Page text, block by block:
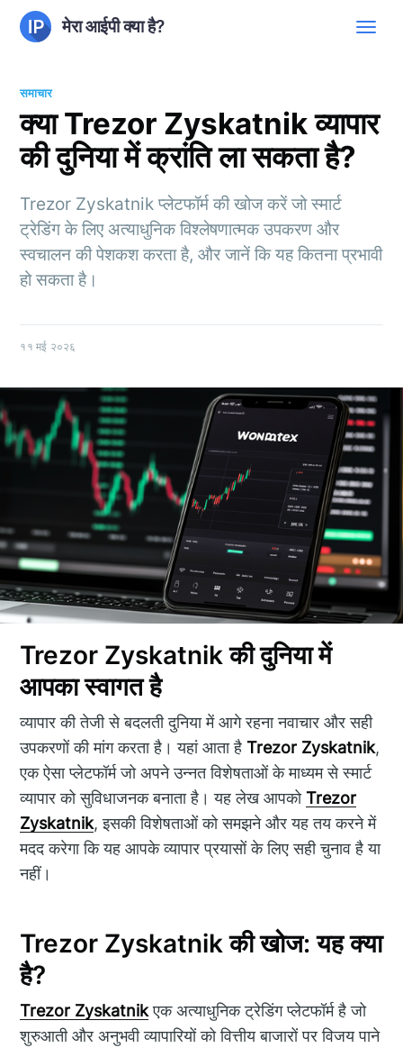
मेरा आईपी क्या है?
समाचार
क्या Trezor Zyskatnik व्यापार
की दुनिया में क्रांति ला सकता है?
Trezor Zyskatnik प्लेटफॉर्म की खोज करें जो स्मार्ट
ट्रेडिंग के लिए अत्याधुनिक विश्लेषणात्मक उपकरण और
स्वचालन की पेशकश करता है, और जानें कि यह कितना प्रभावी
हो सकता है।
११ मई २०२६
Trezor Zyskatnik की दुनिया में
आपका स्वागत है
व्यापार की तेजी से बदलती दुनिया में आगे रहना नवाचार और सही
उपकरणों की मांग करता है। यहां आता हैTrezor Zyskatnik,
एक ऐसा प्लेटफॉर्म जो अपने उन्नत विशेषताओं के माध्यम से स्मार्ट
व्यापार को सुविधाजनक बनाता है। यह लेख आपकोTrezor
Zyskatnik, इसकी विशेषताओं को समझने और यह तय करने में
मदद करेगा कि यह आपके व्यापार प्रयासों के लिए सही चुनाव है या
नहीं।
Trezor Zyskatnik की खोज: यह क्या
है?
Trezor Zyskatnikएक अत्याधुनिक ट्रेडिंग प्लेटफॉर्म है जो
शुरुआती और अनुभवी व्यापारियों को वित्तीय बाजारों पर विजय पाने